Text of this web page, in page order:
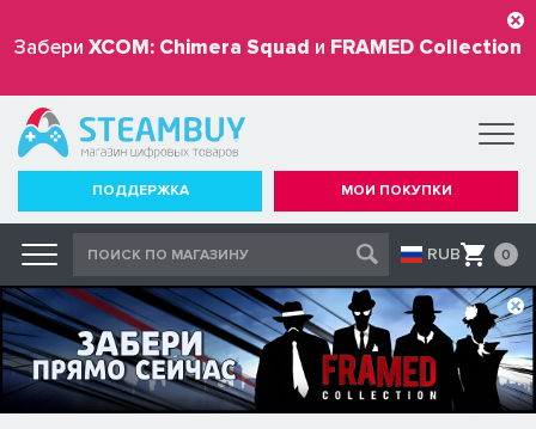
Забери XCOM: Chimera Squad и FRAMED Collection
бесплатно
ПОДДЕРЖКА МОИ ПОКУПКИ
RUB 0